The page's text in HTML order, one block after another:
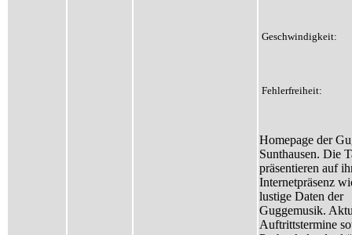
Geschwindigkeit:
Fehlerfreiheit:
Homepage der
Sunthausen. Die
präsentieren auf
Internetpräsenz
lustige Daten der
Guggemusik.
Auftrittstermine